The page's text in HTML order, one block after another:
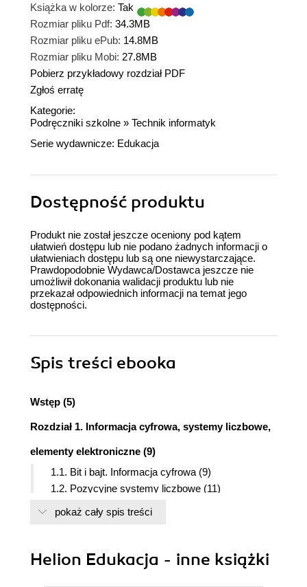
Książka w kolorze: Tak
Rozmiar pliku Pdf: 34.3MB
Rozmiar pliku ePub: 14.8MB
Rozmiar pliku Mobi: 27.8MB
Pobierz przykładowy rozdział PDF
Zgłoś erratę
Kategorie:
Podręczniki szkolne » Technik informatyk
Serie wydawnicze: Edukacja
Dostępność produktu
Produkt nie został jeszcze oceniony pod kątem
ułatwień dostępu lub nie podano żadnych informacji o
ułatwieniach dostępu lub są one niewystarczające.
Prawdopodobnie Wydawca/Dostawca jeszcze nie
umożliwił dokonania walidacji produktu lub nie
przekazał odpowiednich informacji na temat jego
dostępności.
Spis treści ebooka
Wstęp (5)
Rozdział 1. Informacja cyfrowa, systemy liczbowe,
elementy elektroniczne (9)
1.1. Bit i bajt. Informacja cyfrowa (9)
1.2. Pozycyjne systemy liczbowe (11)
1.3. Działania na liczbach binarnych (17)
1.4. Zapis liczb binarnych ze znakiem (22)
(25)
1.6. Podstawowe elementy elektroniczne (28)
pokaż cały spis treści
Helion Edukacja - inne książki